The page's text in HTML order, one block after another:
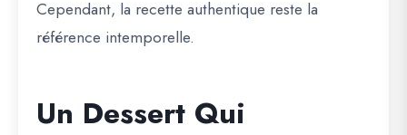
Cependant, la recette authentique reste la
référence intemporelle.
Un Dessert Qui